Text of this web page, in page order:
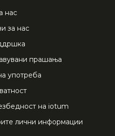
нас
за нас
прашања
употреба
на iotum
лични информации